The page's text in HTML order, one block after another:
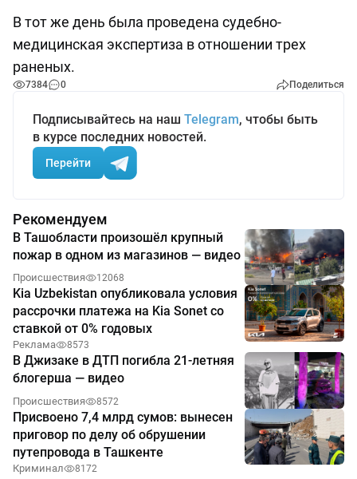
В тот же день была проведена судебно-
медицинская экспертиза в отношении трех
раненых.
7384 0 Поделиться
Подписывайтесь на наш Telegram, чтобы быть
в курсе последних новостей.
Перейти
Рекомендуем
В Ташобласти произошёл крупный
пожар в одном из магазинов — видео
Происшествия 12068
Kia Uzbekistan опубликовала условия
рассрочки платежа на Kia Sonet со
ставкой от 0% годовых
Реклама 8573
В Джизаке в ДТП погибла 21-летняя
блогерша — видео
Происшествия 8572
Присвоено 7,4 млрд сумов: вынесен
приговор по делу об обрушении
путепровода в Ташкенте
Криминал 8172